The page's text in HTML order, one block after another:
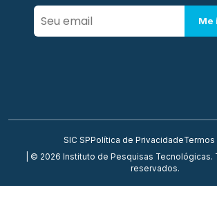
Me
SIC SP Política de Privacidade
| © 2026 Instituto de Pesquisas Tecnológicas.
reservados.